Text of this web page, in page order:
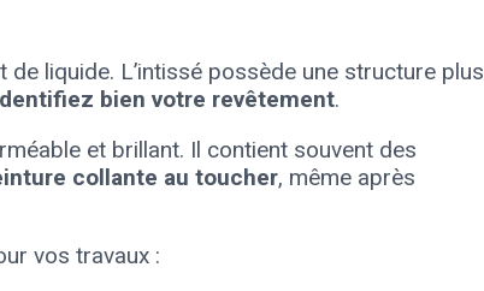
liquide. L’intissé possède une structure plus
bien votre revêtement.
et brillant. Il contient souvent des
collante au toucher, même après
vos travaux :